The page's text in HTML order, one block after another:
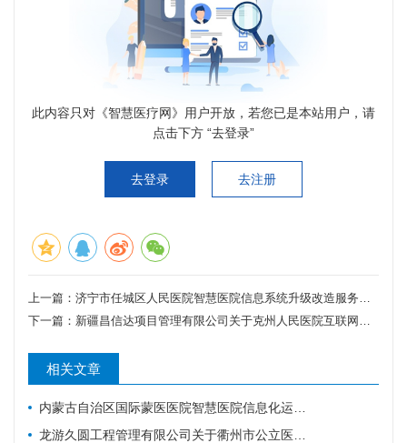
此内容只对《智慧医疗网》用户开放，若您已是本站用户，请
点击下方 “去登录”
去登录 去注册
上一篇： 济宁市任城区人民医院智慧医院信息系统升级改造服务采购项目竞争性磋商公告
下一篇： 新疆昌信达项目管理有限公司关于克州人民医院互联网医院系统升级服务采购（一体化+处方流转）的更正公告
相关文章
内蒙古自治区国际蒙医医院智慧医院信息化运营平台建设项目招标公告
龙游久圆工程管理有限公司关于衢州市公立医院改革与高质量发展示范项目-龙游县智慧医院建设项目的公开招标公告